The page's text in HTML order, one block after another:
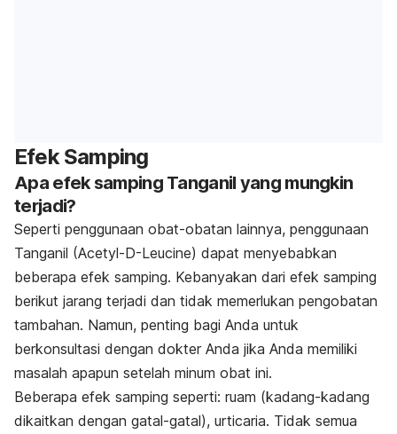
Efek Samping
Apa efek samping Tanganil yang mungkin
terjadi?
Seperti penggunaan obat-obatan lainnya, penggunaan
Tanganil (Acetyl-D-Leucine) dapat menyebabkan
beberapa efek samping. Kebanyakan dari efek samping
berikut jarang terjadi dan tidak memerlukan pengobatan
tambahan. Namun, penting bagi Anda untuk
berkonsultasi dengan dokter Anda jika Anda memiliki
masalah apapun setelah minum obat ini.
Beberapa efek samping seperti: ruam (kadang-kadang
dikaitkan dengan gatal-gatal), urticaria. Tidak semua